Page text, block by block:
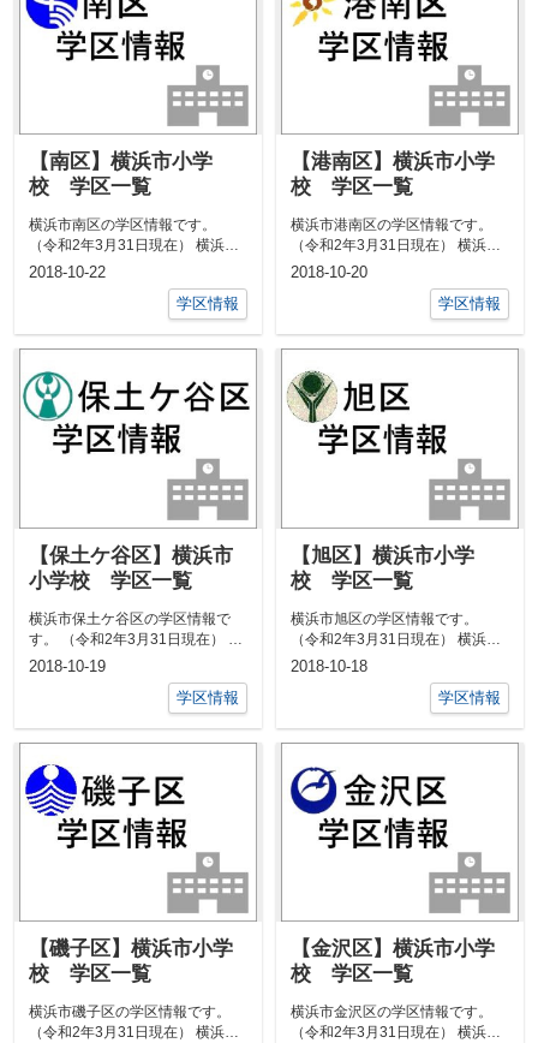
【南区】横浜市小学
校 学区一覧
横浜市南区の学区情報です。
（令和2年3月31日現在） 横浜市
南区のマンション情報はこちら
2018-10-22
学区情報
【港南区】横浜市小学
校 学区一覧
横浜市港南区の学区情報です。
（令和2年3月31日現在） 横浜市
港南区のマンション情報はこちら
2018-10-20
学区情報
【保土ケ谷区】横浜市
小学校 学区一覧
横浜市保土ケ谷区の学区情報で
す。 （令和2年3月31日現在） 横
浜市保土ケ谷区のマンション情報
2018-10-19
学区情報
【旭区】横浜市小学
校 学区一覧
横浜市旭区の学区情報です。
（令和2年3月31日現在） 横浜市
旭区のマンション情報はこちら
2018-10-18
学区情報
【磯子区】横浜市小学
校 学区一覧
横浜市磯子区の学区情報です。
（令和2年3月31日現在） 横浜市
【金沢区】横浜市小学
校 学区一覧
横浜市金沢区の学区情報です。
（令和2年3月31日現在） 横浜市